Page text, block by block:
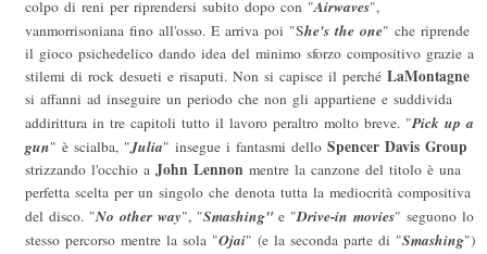
colpo di reni per riprendersi subito dopo con "Airwaves",
vanmorrisoniana fino all'osso. E arriva poi "She's the one" che riprende
il gioco psichedelico dando idea del minimo sforzo compositivo grazie a
stilemi di rock desueti e risaputi. Non si capisce il perché LaMontagne
si affanni ad inseguire un periodo che non gli appartiene e suddivida
addirittura in tre capitoli tutto il lavoro peraltro molto breve. "Pick up a
gun" è scialba, "Julia" insegue i fantasmi dello Spencer Davis Group
strizzando l'occhio a John Lennon mentre la canzone del titolo è una
perfetta scelta per un singolo che denota tutta la mediocrità compositiva
del disco. "No other way", "Smashing" e "Drive-in movies" seguono lo
stesso percorso mentre la sola "Ojai" (e la seconda parte di "Smashing")